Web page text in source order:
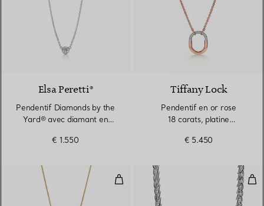
2 Matériaux
Elsa Peretti®
Pendentif Diamonds by the
Yard® avec diamant en
€ 1.550
Tiffany Lock
Pendentif en or rose
18 carats, platine
Small
€ 5.450
Pendentif Cercle en platine, or